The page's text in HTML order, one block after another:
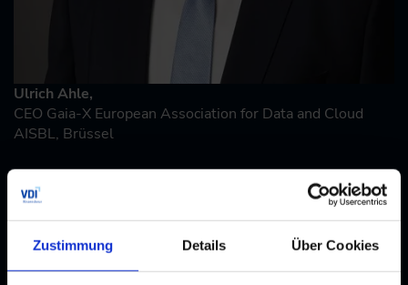
Zustimmung Details Über Cookies
Ulrich Ahle,
CEO Gaia-X European Association for Data and Cloud
AISBL, Brüssel